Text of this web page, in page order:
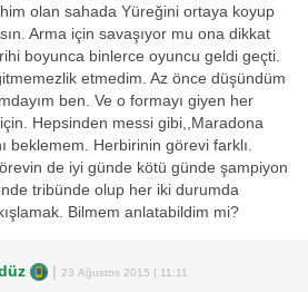
olan sahada Yüreğini ortaya koyup
Arma için savaşıyor mu ona dikkat
boyunca binlerce oyuncu geldi geçti.
etmedim. Az önce düşündüm
ben. Ve o formayı giyen her
Hepsinden messi gibi,,Maradona
beklemem. Herbirinin görevi farklı.
de iyi günde kötü günde şampiyon
tribünde olup her iki durumda
Bilmem anlatabildim mi?
23 Ağustos 2015 | 11:11